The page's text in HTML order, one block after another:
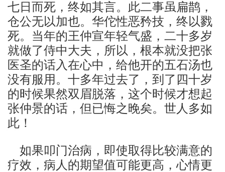
七日而死，终如其言。此二事虽扁鹊，
仓公无以加也。华佗性恶矜技，终以戮
死。当年的王仲宣年轻气盛，二十多岁
就做了侍中大夫，所以，根本就没把张
医圣的话入在心中，给他开的五石汤也
没有服用。十多年过去了，到了四十岁
的时候果然双眉脱落，这个时候才想起
张仲景的话，但已悔之晚矣。世人多如
此！
如果叩门治病，即使取得比较满意的
疗效，病人的期望值可能更高，心情更